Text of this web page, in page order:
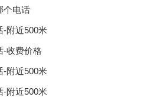
个电话
-附近500米
-收费价格
-附近500米
-附近500米